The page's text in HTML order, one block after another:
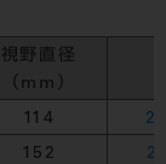
視野直径
（mm）
114
152